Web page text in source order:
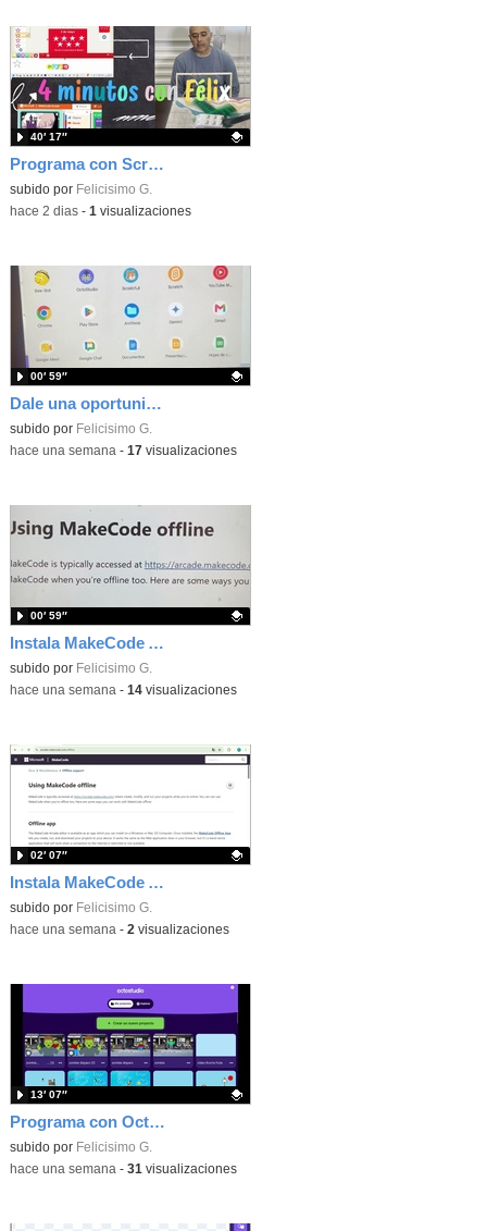
Programa con Scratch juegos con los partidos del mundial 2026 ganados por España
Contenido educativo.
subido por Felicisimo G.
40′ 17″
-hace 2 dias- 1 visualizaciones
Dale una oportunidad a los Chromebooks y utiliza un proyector para realizar talleres si no tienes pantallas táctiles
Contenido educativo.
subido por Felicisimo G.
00′ 59″
-hace una semana - 17 visualizaciones
Instala MakeCode Arcade para trabajar offline en tu tablet, ordenador, Chromebook
Contenido educativo.
subido por Felicisimo G.
00′ 59″
-hace una semana - 14visualizaciones
Instala MakeCode Arcade offline para programar grandes juegos sin necesidad de Internet
Contenido educativo.
subido por Felicisimo G.
02′ 07″
-hace una semana - 2 visualizaciones
Programa con OctoStudio, un juego de disparos contra Zombies con un cargador basado en el House of the dead
Contenido educativo.
subido por Felicisimo G.
13′ 07″
-hace una semana - 31 visualizaciones